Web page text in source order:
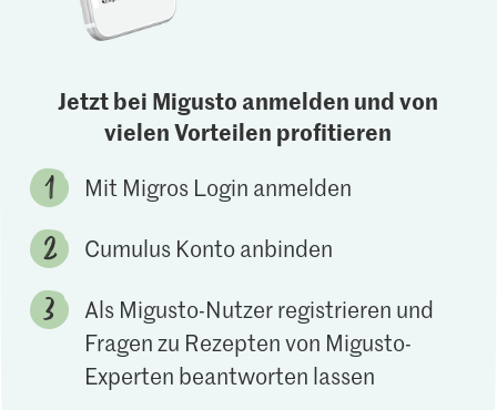
Jetzt bei Migusto anmelden und von
vielen Vorteilen profitieren
Mit Migros Login anmelden
Cumulus Konto anbinden
Als Migusto-Nutzer registrieren und
Fragen zu Rezepten von Migusto-
Experten beantworten lassen